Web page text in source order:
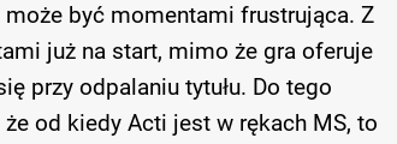
być momentami frustrująca. Z
już na start, mimo że gra oferuje
przy odpalaniu tytułu. Do tego
od kiedy Acti jest w rękach MS, to